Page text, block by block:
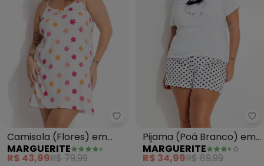
Marguerite - Camisola (Flores)
Camisola (Flores) em
Malha Suede
MARGUERITE
R$ 43,99R$ 79,99
Pijama (Poá Branco) em
Poliviscose
MARGUERITE
R$ 34,99R$ 89,99